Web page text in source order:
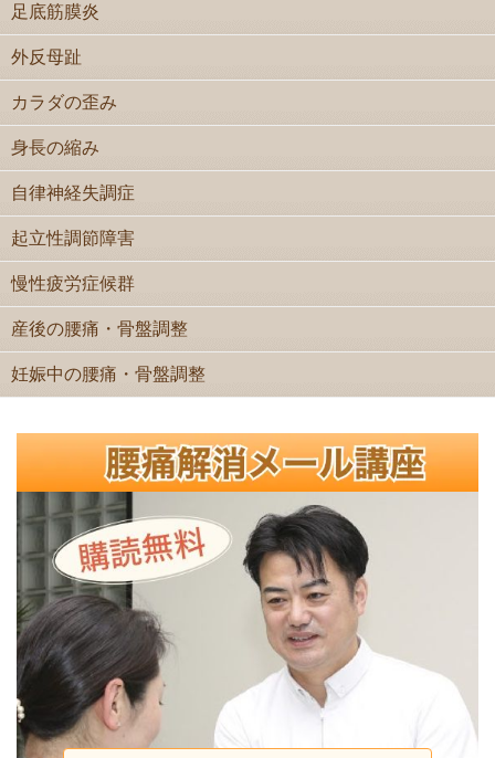
足底筋膜炎
外反母趾
カラダの歪み
身長の縮み
自律神経失調症
起立性調節障害
慢性疲労症候群
産後の腰痛・骨盤調整
妊娠中の腰痛・骨盤調整